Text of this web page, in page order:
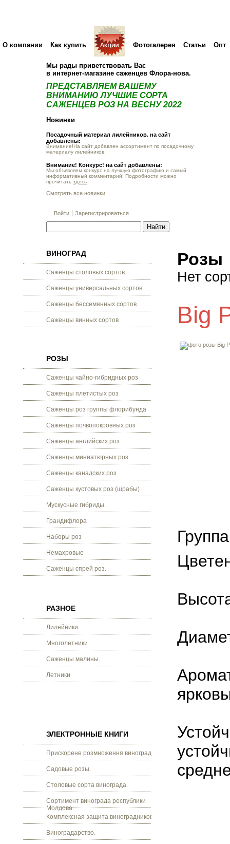
О компании Как купить Фотогалерея Статьи Опт
Мы рады приветствовать Вас
в интернет-магазине саженцев Флора-нова.
ПРЕДСТАВЛЯЕМ ВАШЕМУ
ВНИМАНИЮ ЛУЧШИЕ СОРТА
САЖЕНЦЕВ РОЗ НА ВЕСНУ 2022
Новинки
Посадочный материал лилейников. на сайт
добавлены:
Внимание!На сайт добавлен ассортимент по посадочному
материалу лилейников.
Внимание! Конкурс! на сайт добавлены:
Мы объявляем конкурс на лучшую фотографию и самый
информативный комментарий! Подробности можно
прочитать здесь
Смотреть все новинки
Войти Зарегистрироваться
ВИНОГРАД
Саженцы столовых сортов
Саженцы универсальных сортов
Саженцы бессемянных сортов
Саженцы винных сортов
РОЗЫ
Саженцы чайно-гибридных роз
Саженцы плетистых роз
Саженцы роз группы флорибунда
Саженцы почвопокровных роз
Саженцы английских роз
Саженцы миниатюрных роз
Саженцы канадских роз
Саженцы кустовых роз (шрабы)
Мускусные гибриды.
Грандифлора
Наборы роз
Немахровые
Саженцы спрей роз.
РАЗНОЕ
Лилейники.
Многолетники
Саженцы малины.
Летники
ЭЛЕКТРОННЫЕ КНИГИ
Прискорене розмноження винограду.
Садовые розы.
Столовые сорта винограда.
Сортимент винограда республики
Молдова.
Комплексная защита виноградников.
Виноградарство.
Розы
Нет
Big